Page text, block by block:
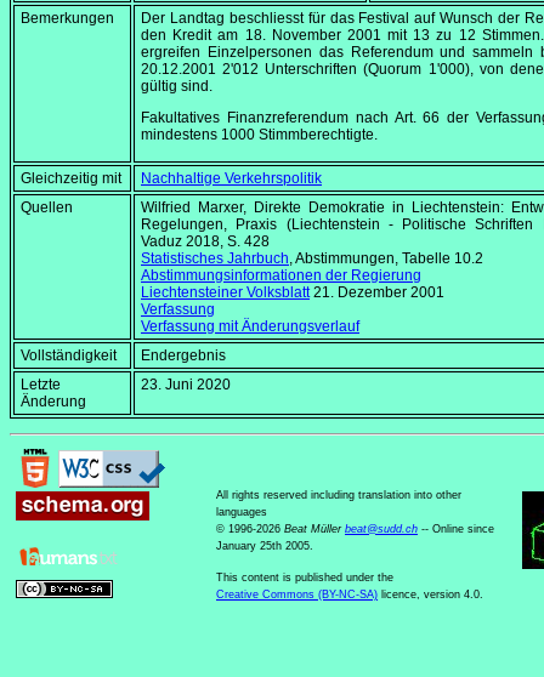
Bemerkungen
Der Landtag beschliesst für das Festival auf Wunsch der
den Kredit am 18. November 2001 mit 13 zu 12
ergreifen Einzelpersonen das Referendum und sammeln
20.12.2001 2'012 Unterschriften (Quorum 1'000), von
gültig sind.
Fakultatives Finanzreferendum nach Art. 66 der
mindestens 1000 Stimmberechtigte.
Gleichzeitig mit
Nachhaltige Verkehrspolitik
Quellen
Wilfried Marxer, Direkte Demokratie in Liechtenstein:
Regelungen, Praxis (Liechtenstein - Politische Schriften
Vaduz 2018, S. 428
Statistisches Jahrbuch, Abstimmungen, Tabelle 10.2
Abstimmungsinformationen der Regierung
Liechtensteiner Volksblatt 21. Dezember 2001
Verfassung
Verfassung mit Änderungsverlauf
Vollständigkeit
Endergebnis
Letzte
Änderung
23. Juni 2020
All rights reserved including translation into other
languages
© 1996-2026 Beat Müller beat@sudd.ch -- Online since
January 25th 2005.
This content is published under the
Creative Commons (BY-NC-SA) licence, version 4.0.